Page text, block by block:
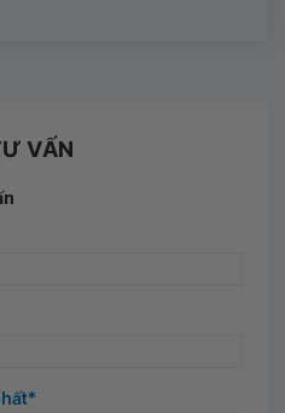
VẤN